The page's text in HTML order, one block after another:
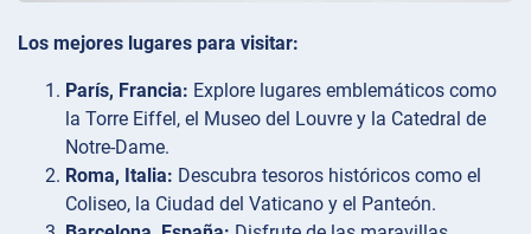
Los mejores lugares para visitar:
París, Francia: Explore lugares emblemáticos como
la Torre Eiffel, el Museo del Louvre y la Catedral de
Notre-Dame.
Roma, Italia: Descubra tesoros históricos como el
Coliseo, la Ciudad del Vaticano y el Panteón.